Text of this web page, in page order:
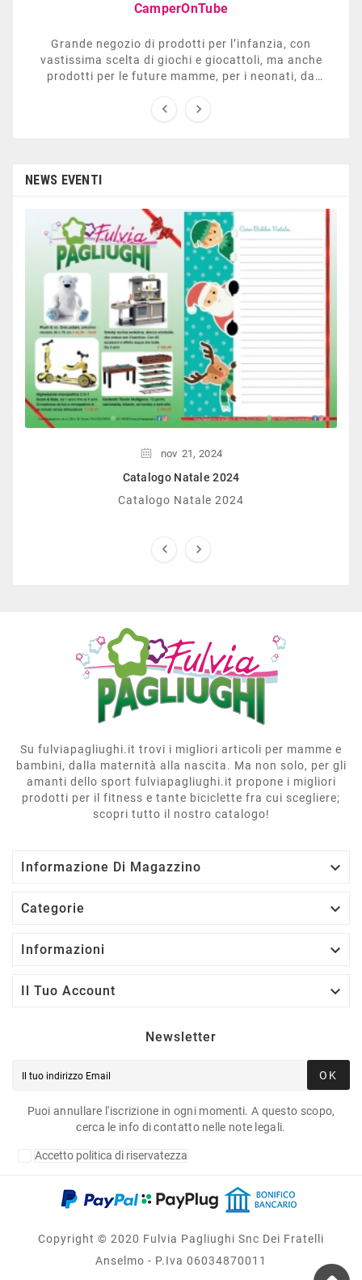
CamperOnTube
Grande negozio di prodotti per l’infanzia, con
vastissima scelta di giochi e giocattoli, ma anche
prodotti per le future mamme, per i neonati, da
sezione dedicata all’arredo giardino, giochi all’aperto,
 
NEWS EVENTI
nov 21, 2024
Catalogo Natale 2024
Catalogo Natale 2024
 
Su fulviapagliughi.it trovi i migliori articoli per mamme e
bambini, dalla maternità alla nascita. Ma non solo, per gli
amanti dello sport fulviapagliughi.it propone i migliori
prodotti per il fitness e tante biciclette fra cui scegliere;
scopri tutto il nostro catalogo!
Informazione Di Magazzino 
Categorie 
Informazioni 
Il Tuo Account 
Newsletter
OK
Puoi annullare l'iscrizione in ogni momenti. A questo scopo,
cerca le info di contatto nelle note legali.
Accetto politica di riservatezza
Copyright © 2020 Fulvia Pagliughi Snc Dei Fratelli
Anselmo - P.Iva 06034870011